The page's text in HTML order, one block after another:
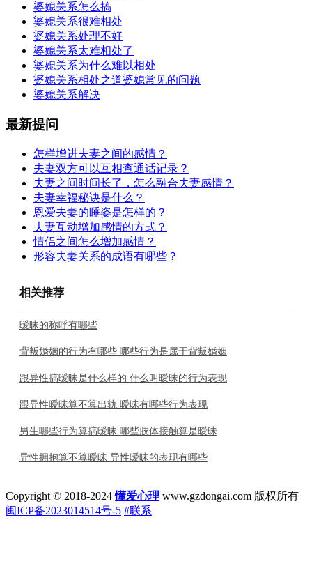
婆媳关系怎么搞
婆媳关系很难相处
婆媳关系处理不好
婆媳关系太难相处了
婆媳关系为什么难以相处
婆媳关系相处之道婆媳常见的问题
婆媳关系解决
最新提问
怎样增进夫妻之间的感情？
夫妻双方可以互相查通话记录？
夫妻之间时间长了，怎么融合夫妻感情？
夫妻幸福秘诀是什么？
恩爱夫妻的睡姿是怎样的？
夫妻互动增加感情的方式？
情侣之间怎么增加感情？
形容夫妻关系的成语有哪些？
相关推荐
暧昧的称呼有哪些
背叛婚姻的行为有哪些 哪些行为是属于背叛婚姻
跟异性搞暧昧是什么样的 什么叫暧昧的行为表现
跟异性暧昧算不算出轨 暧昧有哪些行为表现
男生哪些行为算搞暧昧 哪些肢体接触算是暧昧
异性拥抱算不算暧昧 异性暧昧的表现有哪些
Copyright © 2018-2024懂爱心理 www.gzdongai.com 版权所有
闽ICP备2023014514号-5 #联系